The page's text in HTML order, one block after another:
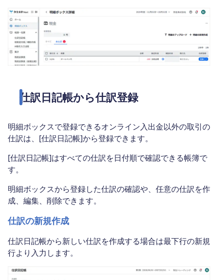
仕訳日記帳から仕訳登録
明細ボックスで登録できるオンライン入出金以外の取引の
仕訳は、[仕訳日記帳]から登録できます。
[仕訳日記帳]はすべての仕訳を日付順で確認できる帳簿で
す。
明細ボックスから登録した仕訳の確認や、任意の仕訳を作
成、編集、削除できます。
仕訳の新規作成
仕訳日記帳から新しい仕訳を作成する場合は最下行の新規
行より入力します。